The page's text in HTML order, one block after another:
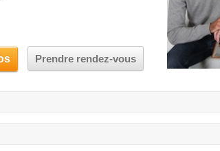
Prendre rendez-vous